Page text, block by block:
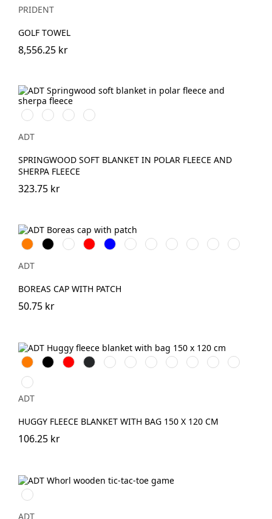
PRIDENT
GOLF TOWEL
8,556.25 kr
NaturvitSvart/Naturvit
Grå/Naturvit
Marinblå/Naturvit
ADT
SPRINGWOOD SOFT BLANKET IN POLAR FLEECE AND
SHERPA FLEECE
323.75 kr
Orange
Svart Vit Röd Blå Grön Marinblå
Hale
Blå
SandstenOrmbunkegrön
Stormgrå
ADT
BOREAS CAP WITH PATCH
50.75 kr
Orange
Svart Röd Antracit
Grön BeigeLila MarinblåKungsblåLimegrönProcessblå
Magenta
ADT
HUGGY FLEECE BLANKET WITH BAG 150 X 120 CM
106.25 kr
Natur
ADT